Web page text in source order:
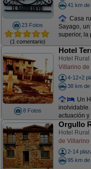
23 Fotos
(1 comentario)
41 km
Casa
Sayago,
superior, la
8 Fotos
Hotel
Hotel Rural
Villarino de
4-12+2
38 km
Un
actuación y
Orgullo
Hotel Rural
de Villarino
2-14
95 km de